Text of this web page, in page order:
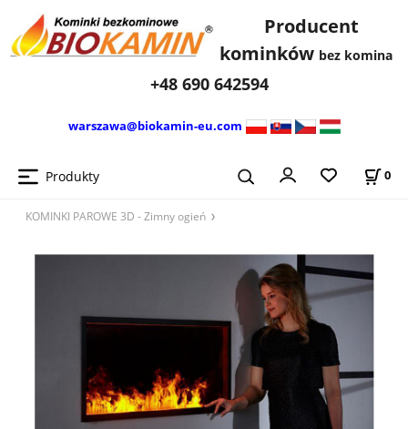
Producent
kominków bez komina
+48 690 642594
warszawa@biokamin-eu.com
Produkty 0
KOMINKI PAROWE 3D - Zimny ​​ogień